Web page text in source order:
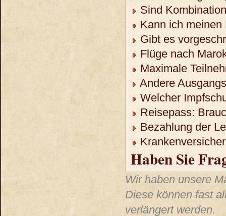
Sind
Kann ich meinen
Gibt es
Flüge nach
Maximale
Andere
Welcher
Reisepass:
Bezahlung der
Haben Sie
Wir haben unsere
Diese können fast
verlängert werden.